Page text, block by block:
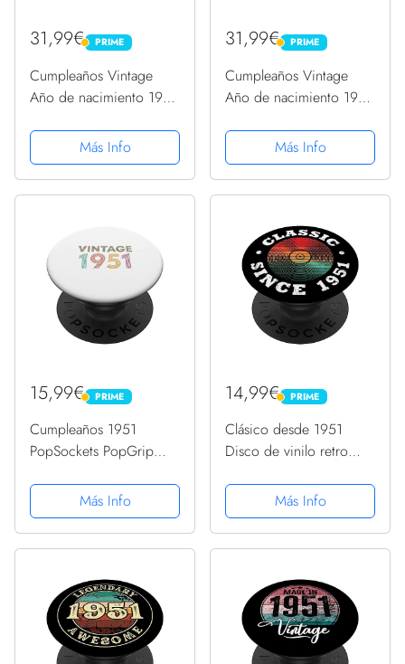
31,99€ PRIME
PRIME
Cumpleaños Vintage
Año de nacimiento 1951
SudaderaMás Info
31,99€ PRIME
PRIME
Cumpleaños Vintage
Año de nacimiento 1951
SudaderaMás Info
15,99€ PRIME
PRIME
Cumpleaños 1951
PopSockets PopGrip
Más Info
14,99€ PRIME
PRIME
Clásico desde 1951
Disco de vinilo retro
PopSockets PopGrip
Intercambiable
Más Info